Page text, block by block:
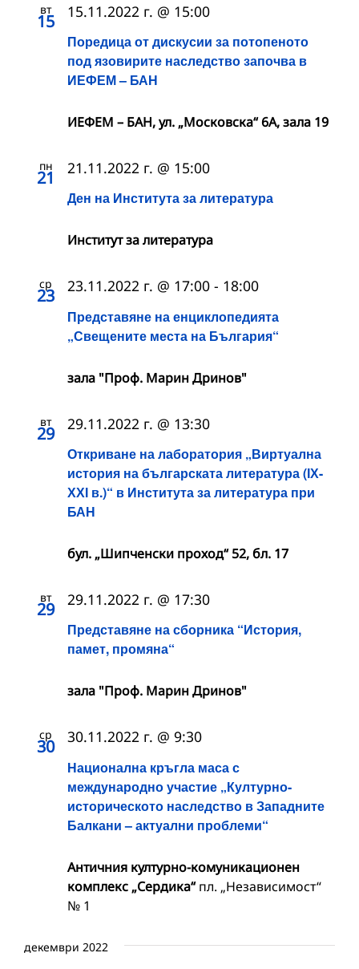
вт
15
Поредица от дискусии за потопеното
под язовирите наследство започва в
ИЕФЕМ – БАН
15.11.2022 г. @ 15:00
ИЕФЕМ – БАН, ул. „Московска“ 6А, зала 19
пн
21
Ден на Института за литература
21.11.2022 г. @ 15:00
Институт за литература
ср
23
Представяне на енциклопедията
„Свещените места на България“
23.11.2022 г. @ 17:00 - 18:00
зала "Проф. Марин Дринов"
вт
29
Откриване на лаборатория „Виртуална
история на българската литература (ІХ-
ХХІ в.)“ в Института за литература при
БАН
29.11.2022 г. @ 13:30
бул. „Шипченски проход“ 52, бл. 17
вт
29
Представяне на сборника “История,
памет, промяна“
29.11.2022 г. @ 17:30
зала "Проф. Марин Дринов"
ср
30
Национална кръгла маса с
международно участие „Културно-
историческото наследство в Западните
Балкани – актуални проблеми“
30.11.2022 г. @ 9:30
Античния културно-комуникационен
комплекс „Сердика“пл. „Независимост“
№ 1
декември 2022